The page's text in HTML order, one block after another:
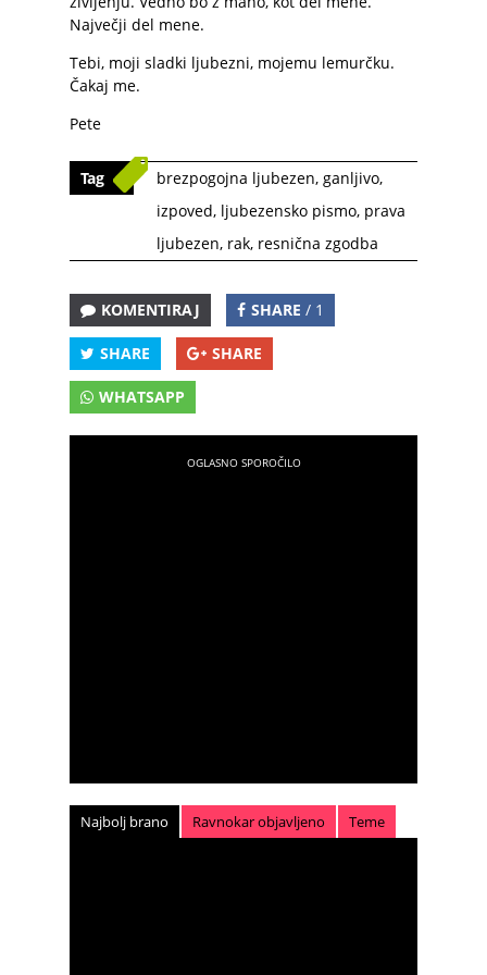
Največji del mene.
Tebi, moji sladki ljubezni, mojemu lemurčku.
Čakaj me.
Pete
Tag brezpogojna ljubezen, ganljivo,
izpoved, ljubezensko pismo, prava
ljubezen, rak, resnična zgodba
KOMENTIRAJ SHARE / 1
SHARE SHARE
WHATSAPP
Najbolj brano Ravnokar objavljeno Teme